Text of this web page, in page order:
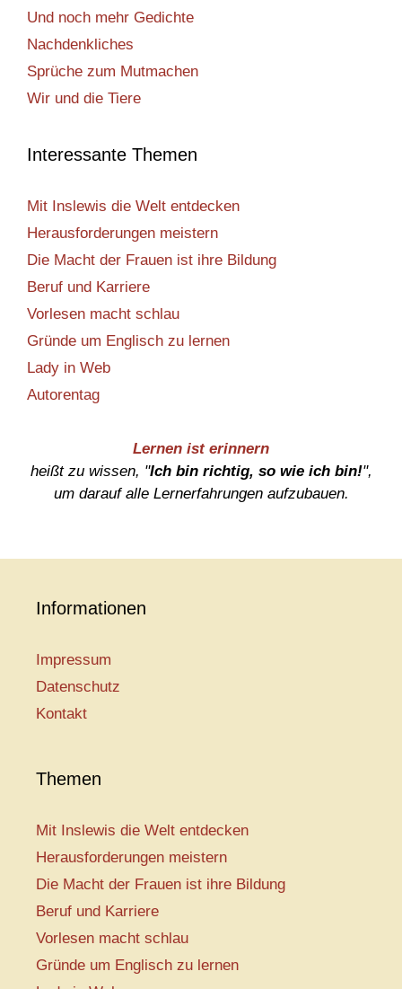
Und noch mehr Gedichte
Nachdenkliches
Sprüche zum Mutmachen
Wir und die Tiere
Interessante Themen
Mit Inslewis die Welt entdecken
Herausforderungen meistern
Die Macht der Frauen ist ihre Bildung
Beruf und Karriere
Vorlesen macht schlau
Gründe um Englisch zu lernen
Lady in Web
Autorentag
Lernen ist erinnern
heißt zu wissen, "Ich bin richtig, so wie ich bin!",
um darauf alle Lernerfahrungen aufzubauen.
Informationen
Impressum
Datenschutz
Kontakt
Themen
Mit Inslewis die Welt entdecken
Herausforderungen meistern
Die Macht der Frauen ist ihre Bildung
Beruf und Karriere
Vorlesen macht schlau
Gründe um Englisch zu lernen